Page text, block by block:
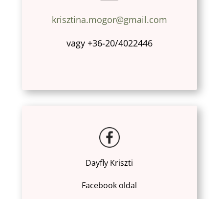
krisztina.mogor@gmail.com
vagy +36-20/4022446
Dayfly Kriszti
Facebook oldal